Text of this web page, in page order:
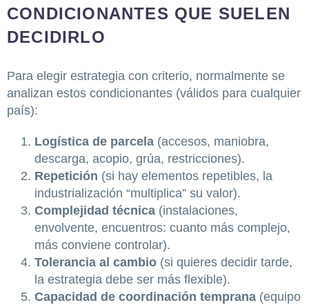
CONDICIONANTES QUE SUELEN
DECIDIRLO
Para elegir estrategia con criterio, normalmente se
analizan estos condicionantes (válidos para cualquier
país):
Logística de parcela (accesos, maniobra,
descarga, acopio, grúa, restricciones).
Repetición (si hay elementos repetibles, la
industrialización “multiplica” su valor).
Complejidad técnica (instalaciones,
envolvente, encuentros: cuanto más complejo,
más conviene controlar).
Tolerancia al cambio (si quieres decidir tarde,
la estrategia debe ser más flexible).
Capacidad de coordinación temprana (equipo